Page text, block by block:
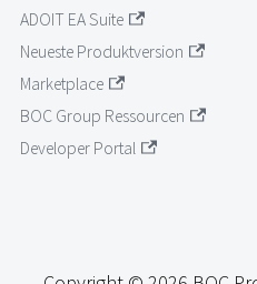
ADOIT EA Suite
Neueste Produktversion
Marketplace
BOC Group Ressourcen
Developer Portal